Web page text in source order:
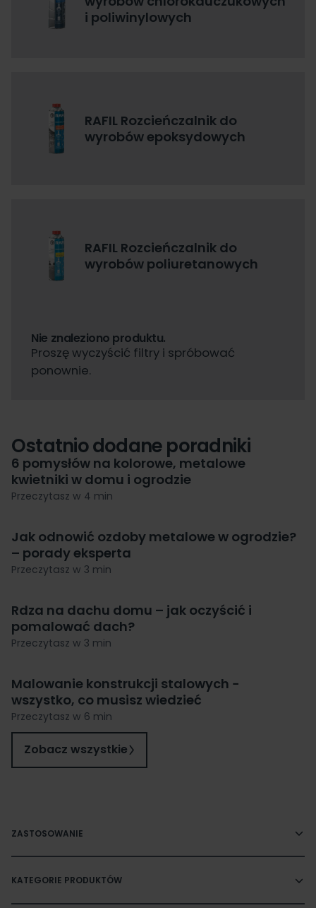
i poliwinylowych
RAFIL Rozcieńczalnik do
wyrobów epoksydowych
RAFIL Rozcieńczalnik do
wyrobów poliuretanowych
Nie znaleziono produktu.
Proszę wyczyścić filtry i spróbować
ponownie.
Ostatnio dodane poradniki
6 pomysłów na kolorowe, metalowe
kwietniki w domu i ogrodzie
Przeczytasz w 4 min
Jak odnowić ozdoby metalowe w ogrodzie?
– porady eksperta
Przeczytasz w 3 min
Rdza na dachu domu – jak oczyścić i
pomalować dach?
Przeczytasz w 3 min
Malowanie konstrukcji stalowych −
wszystko, co musisz wiedzieć
Przeczytasz w 6 min
Zobacz wszystkie
ZASTOSOWANIE
KATEGORIE PRODUKTÓW